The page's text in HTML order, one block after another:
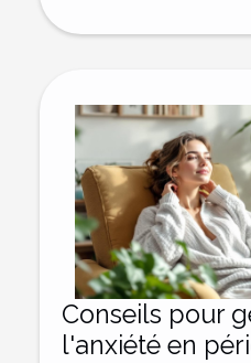
Conseils pour
l'anxiété en